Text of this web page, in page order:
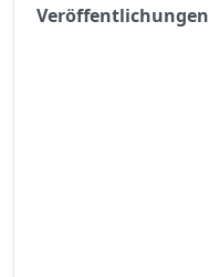
Veröffentlichungen